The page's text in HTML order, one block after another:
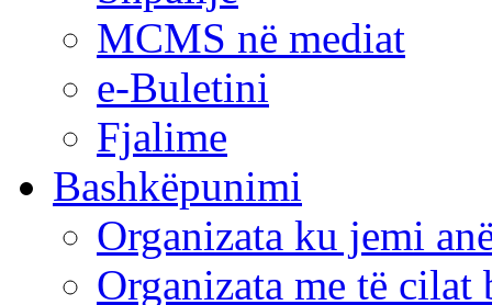
MCMS në mediat
e-Buletini
Fjalime
Bashkëpunimi
Organizata ku jemi
Organizata me të cilat